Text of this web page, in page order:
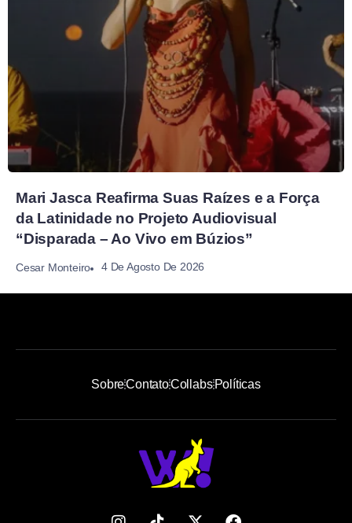
Mari Jasca Reafirma Suas Raízes e a Força
da Latinidade no Projeto Audiovisual
“Disparada – Ao Vivo em Búzios”
Cesar Monteiro 4 De Agosto De 2026
SobreContatoCollabsPolíticas